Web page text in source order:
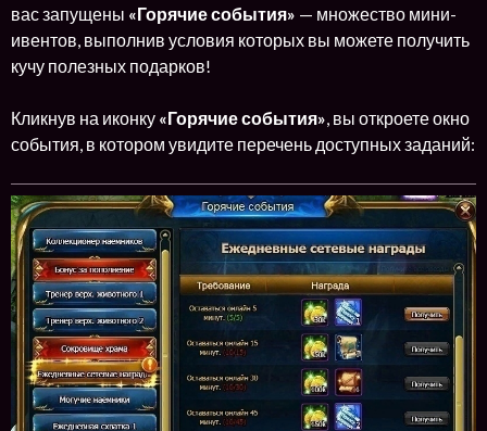
вас запущены «Горячие события» — множество мини-
ивентов, выполнив условия которых вы можете получить
кучу полезных подарков!
Кликнув на иконку «Горячие события», вы откроете окно
события, в котором увидите перечень доступных заданий: